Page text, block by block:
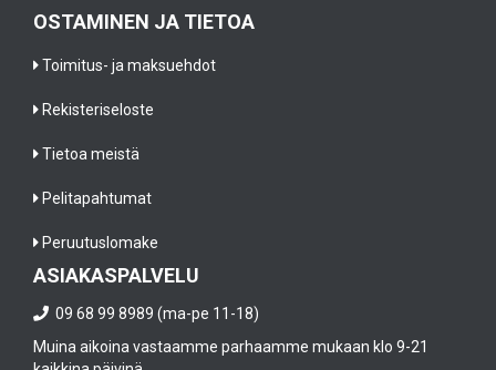
OSTAMINEN JA TIETOA
Toimitus- ja maksuehdot
Rekisteriseloste
Tietoa meistä
Pelitapahtumat
Peruutuslomake
ASIAKASPALVELU
09 68 99 8989 (ma-pe 11-18)
Muina aikoina vastaamme parhaamme mukaan klo 9-21